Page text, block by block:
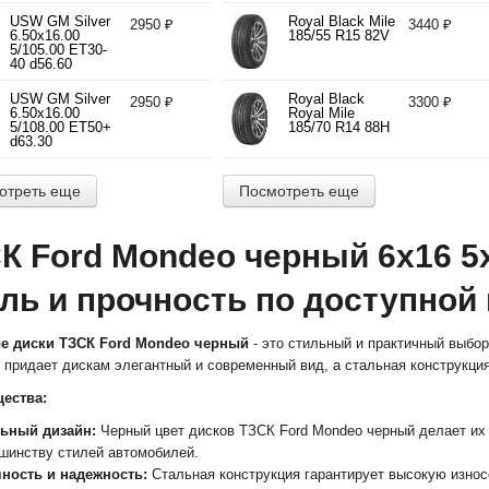
USW GM Silver
6.50x16.00
5/105.00 ET30-
40 d56.60
2950 ₽
USW GM Silver
6.50x16.00
5/108.00 ET50+
d63.30
2950 ₽
еще
Royal Black Mile
185/55 R15 82V
3440 ₽
Royal Black
Royal Mile
185/70 R14 88H
3300 ₽
Посмотреть еще
Ford Mondeo черный 6x16
и прочность по доступной
диски ТЗСК Ford Mondeo черный - это стильный и практичный
придает дискам элегантный и современный вид, а стальная
дизайн: Черный цвет дисков ТЗСК Ford Mondeo черный делает
стилей автомобилей.
и надежность: Стальная конструкция гарантирует высокую